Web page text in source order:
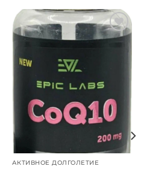
Добавить
АКТИВНОЕ ДОЛГОЛЕТИЕ